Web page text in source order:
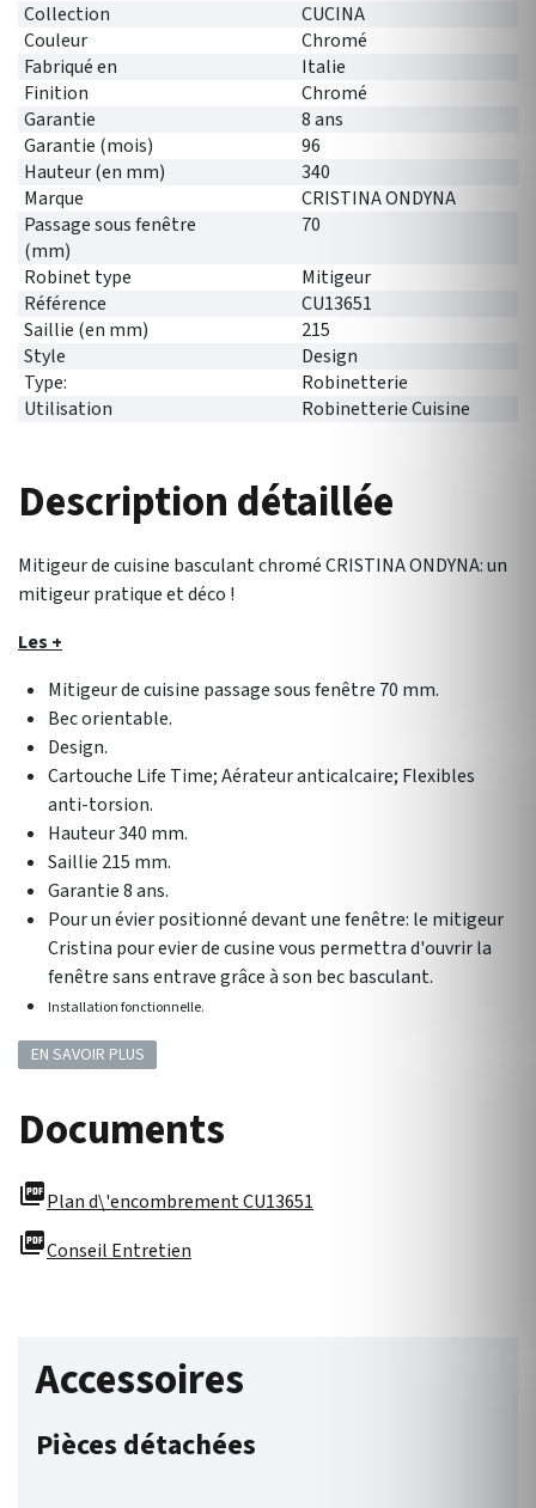
Collection
CUCINA
Couleur
Chromé
Fabriqué en
Italie
Finition
Chromé
Garantie
8 ans
Garantie (mois)
96
Hauteur (en mm)
340
Marque
CRISTINA ONDYNA
Passage sous fenêtre
(mm)
70
Robinet type
Mitigeur
Référence
CU13651
Saillie (en mm)
215
Style
Design
Type:
Robinetterie
Utilisation
Robinetterie Cuisine
Description détaillée
Mitigeur de cuisine basculant chromé CRISTINA ONDYNA: un
mitigeur pratique et déco !
Les +
Mitigeur de cuisine passage sous fenêtre 70 mm.
Bec orientable.
Design.
Cartouche Life Time; Aérateur anticalcaire; Flexibles
anti-torsion.
Hauteur 340 mm.
Saillie 215 mm.
Garantie 8 ans.
Pour un évier positionné devant une fenêtre: le mitigeur
Cristina pour evier de cusine vous permettra d'ouvrir la
fenêtre sans entrave grâce à son bec basculant.
Installation fonctionnelle.
EN SAVOIR PLUS
Documents
picture_as_pdfPlan d\'encombrement CU13651
picture_as_pdfConseil Entretien
Accessoires
Pièces détachées